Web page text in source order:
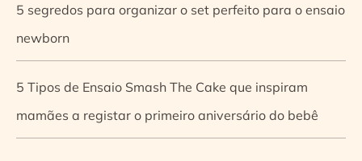
5 segredos para organizar o set perfeito para o ensaio
newborn
5 Tipos de Ensaio Smash The Cake que inspiram
mamães a registar o primeiro aniversário do bebê